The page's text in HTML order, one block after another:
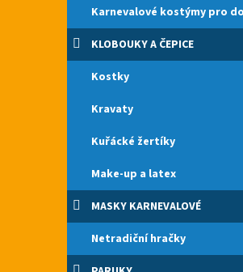
Karnevalové kostýmy pro
KLOBOUKY A ČEPICE
Kostky
Kravaty
Kuřácké žertíky
Make-up a latex
MASKY KARNEVALOVÉ
Netradiční hračky